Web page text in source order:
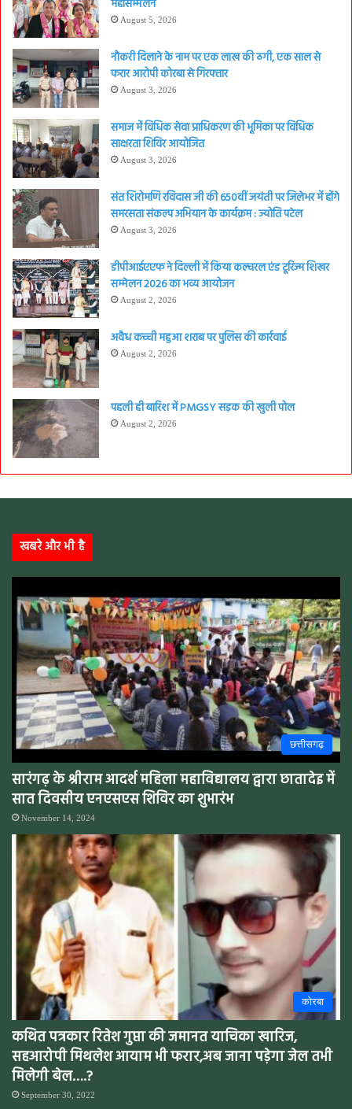
महासम्मेलन
August 5, 2026
नौकरी दिलाने के नाम पर एक लाख की ठगी, एक साल से
फरार आरोपी कोरबा से गिरफ्तार
August 3, 2026
समाज में विधिक सेवा प्राधिकरण की भूमिका पर विधिक
साक्षरता शिविर आयोजित
August 3, 2026
संत शिरोमणि रविदास जी की 650वीं जयंती पर जिलेभर में होंगे
समरसता संकल्प अभियान के कार्यक्रम : ज्योति पटेल
August 3, 2026
डीपीआईएएफ ने दिल्ली में किया कल्चरल एंड टूरिज्म शिखर
सम्मेलन 2026 का भव्य आयोजन
August 2, 2026
अवैध कच्ची महुआ शराब पर पुलिस की कार्रवाई
August 2, 2026
पहली ही बारिश में PMGSY सड़क की खुली पोल
August 2, 2026
खबरे और भी है
छत्तीसगढ़
सारंगढ़ के श्रीराम आदर्श महिला महाविद्यालय द्वारा छातादेइ में
सात दिवसीय एनएसएस शिविर का शुभारंभ
November 14, 2024
कोरबा
कथित पत्रकार रितेश गुप्ता की जमानत याचिका खारिज,
सहआरोपी मिथलेश आयाम भी फरार,अब जाना पड़ेगा जेल तभी
मिलेगी बेल….?
September 30, 2022